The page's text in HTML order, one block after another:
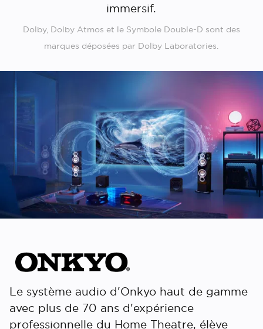
immersif.
Dolby, Dolby Atmos et le Symbole Double-D sont des
marques déposées par Dolby Laboratories.
Le système audio d'Onkyo haut de gamme
avec plus de 70 ans d'expérience
professionnelle du Home Theatre, élève